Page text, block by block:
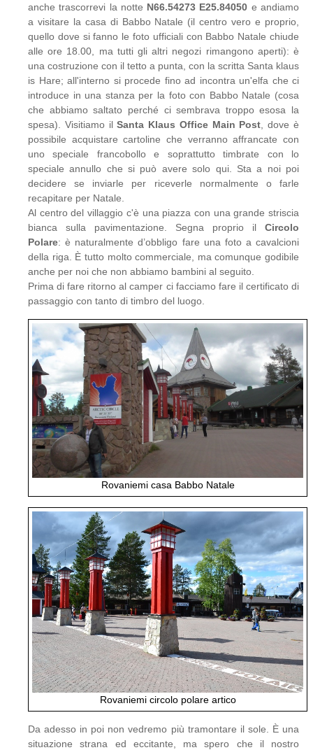
anche trascorrevi la notte N66.54273 E25.84050 e andiamo
a visitare la casa di Babbo Natale (il centro vero e proprio,
quello dove si fanno le foto ufficiali con Babbo Natale chiude
alle ore 18.00, ma tutti gli altri negozi rimangono aperti): è
una costruzione con il tetto a punta, con la scritta Santa klaus
is Hare; all'interno si procede fino ad incontra un'elfa che ci
introduce in una stanza per la foto con Babbo Natale (cosa
che abbiamo saltato perché ci sembrava troppo esosa la
spesa). Visitiamo ilSanta Klaus Office Main Post , dove è
possibile acquistare cartoline che verranno affrancate con
uno speciale francobollo e soprattutto timbrate con lo
speciale annullo che si può avere solo qui. Sta a noi poi
decidere se inviarle per riceverle normalmente o farle
recapitare per Natale.
Al centro del villaggio c'è una piazza con una grande striscia
bianca sulla pavimentazione. Segna proprio il Circolo
Polare: è naturalmente d’obbligo fare una foto a cavalcioni
della riga. È tutto molto commerciale, ma comunque godibile
anche per noi che non abbiamo bambini al seguito.
Prima di fare ritorno al camper ci facciamo fare il certificato di
passaggio con tanto di timbro del luogo.
Rovaniemi casa Babbo Natale
Rovaniemi circolo polare artico
Da adesso in poi non vedremo più tramontare il sole. È una
situazione strana ed eccitante, ma spero che il nostro